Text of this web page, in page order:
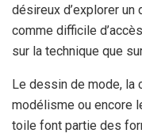
désireux d’explorer
comme difficile
sur la technique que
Le dessin de mode, la
modélisme ou encore
toile font partie des